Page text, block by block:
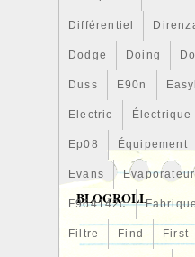
Différentiel
Dodge Doing
Duss E90n
Electric Électrique
Ep08 Équipement
Evans Evaporateur
F964142c
Filtre Find First
BLOGROLL